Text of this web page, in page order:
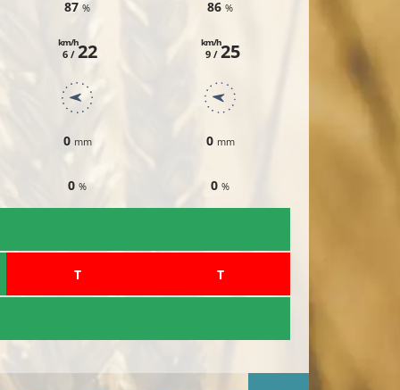
87%
6 /
km/h22
0 mm
0%
​T
86%
9 /
km/h25
0 mm
0%
​T
23